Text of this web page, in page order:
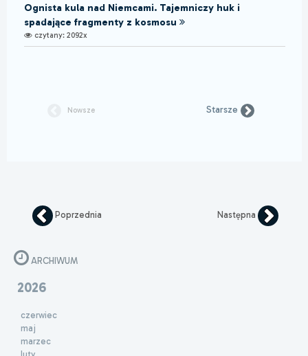
Ognista kula nad Niemcami. Tajemniczy huk i
spadające fragmenty z kosmosu
czytany: 2092x
Nowsze Starsze
Poprzednia Następna
ARCHIWUM
2026
czerwiec
maj
marzec